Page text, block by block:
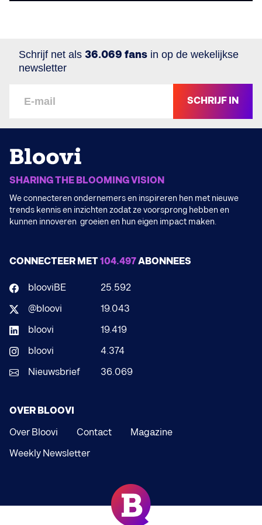
Schrijf net als 36.069 fans in op de wekelijkse
newsletter
SCHRIJF IN
SHARING THE BLOOMING VISION
We connecteren ondernemers en inspireren hen met nieuwe
trends kennis en inzichten zodat ze voorsprong hebben en
kunnen innoveren groeien en hun eigen impact maken.
CONNECTEER MET104.497ABONNEES
blooviBE
25.592
@bloovi
19.043
bloovi
19.419
bloovi
4.374
Nieuwsbrief
36.069
OVER BLOOVI
Over Bloovi
Contact
Magazine
Weekly Newsletter